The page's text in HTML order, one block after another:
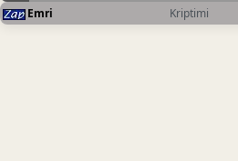
Emri Kriptimi